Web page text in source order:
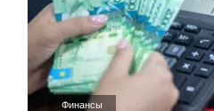
Финансы